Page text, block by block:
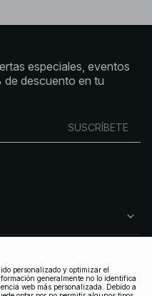
especiales, eventos
de descuento en tu
SUSCRÍBETE